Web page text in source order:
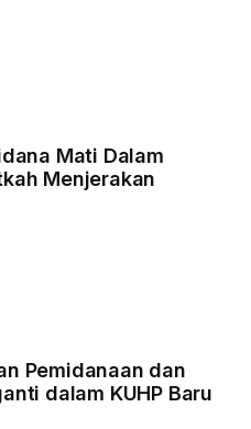
Mati Dalam
Menjerakan
Pemidanaan dan
dalam KUHP Baru